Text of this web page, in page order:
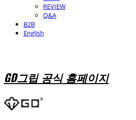
REVIEW
Q&A
B2B
English
GD그립 공식 홈페이지